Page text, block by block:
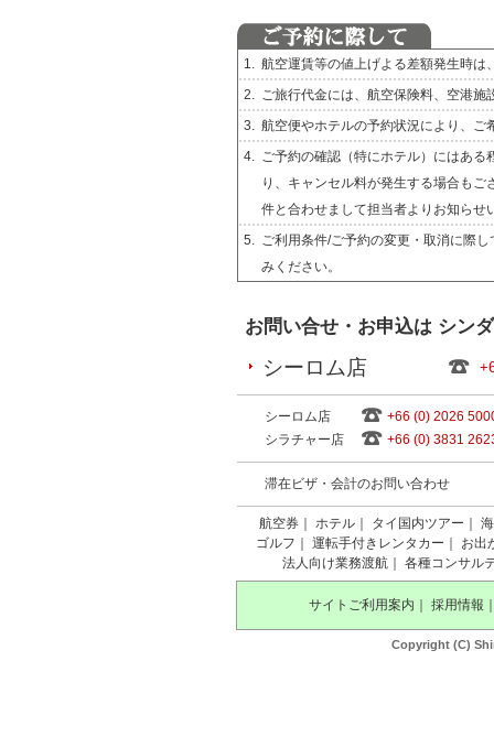
1. 航空運賃等の値上げよる差額発生時は
2. ご旅行代金には、航空保険料、空港
3. 航空便やホテルの予約状況により、ご
4. ご予約の確認（特にホテル）にはあ
り、キャンセル料が発生する場合も
件と合わせまして担当者よりお知らせ
5. ご利用条件/ご予約の変更・取消に際
みください。
お問い合せ・お申込は シン
シーロム店
シーロム店
+66 (0) 2026
シラチャー店
+66 (0) 3831
滞在ビザ・会計のお問い合わせ
航空券 ホテル タイ国内ツアー
ゴルフ
運転手付きレンタカー
お出
法人向け業務渡航
各種コンサル
サイトご利用案内 採用情報
Copyright (C)